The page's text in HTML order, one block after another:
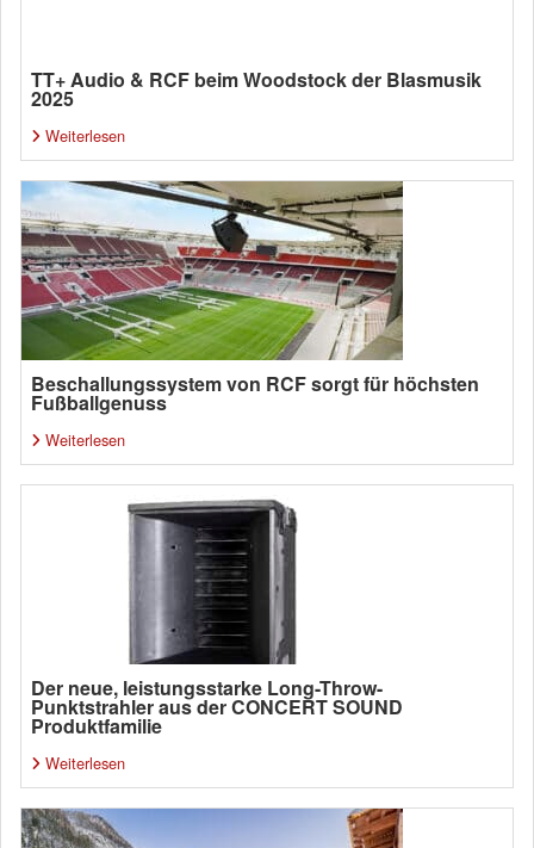
TT+ Audio & RCF beim Woodstock der Blasmusik
2025
Weiterlesen
Beschallungssystem von RCF sorgt für höchsten
Fußballgenuss
Weiterlesen
Der neue, leistungsstarke Long-Throw-
Punktstrahler aus der CONCERT SOUND
Produktfamilie
Weiterlesen